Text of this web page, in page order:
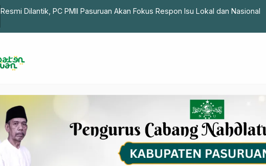
Resmi Dilantik, PC PMII Pasuruan Akan Fokus Respon Isu Lokal dan Nasional